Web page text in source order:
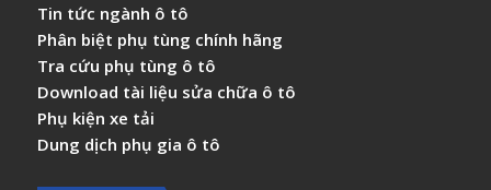
Tin tức ngành ô tô
Phân biệt phụ tùng chính hãng
Tra cứu phụ tùng ô tô
Download tài liệu sửa chữa ô tô
Phụ kiện xe tải
Dung dịch phụ gia ô tô